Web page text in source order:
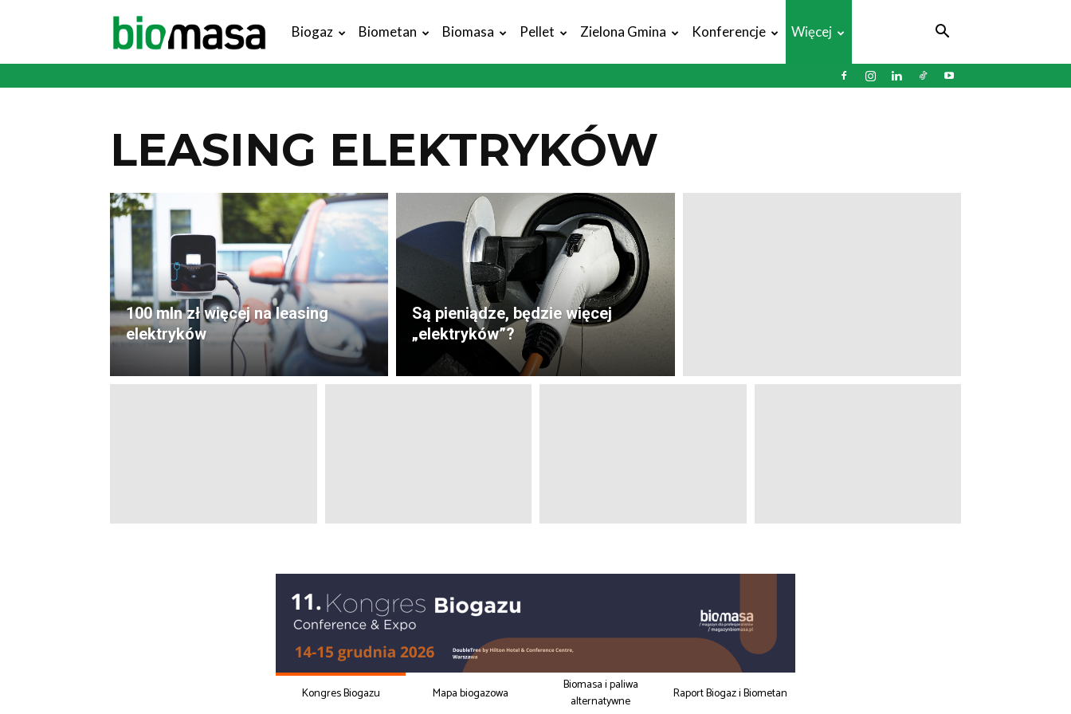
Magazyn
Biogaz Biometan Biomasa Pellet Zielona Gmina Konferencje Więcej
LEASING ELEKTRYKÓW
100 mln zł więcej na leasing
elektryków
Są pieniądze, będzie więcej
„elektryków”?
Kongres Biogazu Mapa biogazowa
Biomasa i paliwa
alternatywne
Raport Biogaz i Biometan